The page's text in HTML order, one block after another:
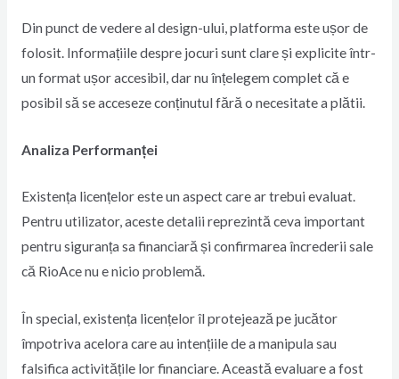
Din punct de vedere al design-ului, platforma este ușor de
folosit. Informațiile despre jocuri sunt clare și explicite într-
un format ușor accesibil, dar nu înțelegem complet că e
posibil să se acceseze conținutul fără o necesitate a plătii.
Analiza Performanței
Existența licențelor este un aspect care ar trebui evaluat.
Pentru utilizator, aceste detalii reprezintă ceva important
pentru siguranța sa financiară și confirmarea încrederii sale
că RioAce nu e nicio problemă.
În special, existența licențelor îl protejează pe jucător
împotriva acelora care au intențiile de a manipula sau
falsifica activitățile lor financiare. Această evaluare a fost